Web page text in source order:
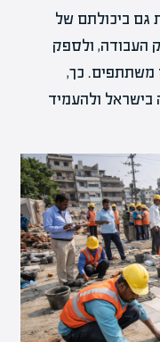
גם ביכולתם של
העבודה, ולספק
משתתפים. כך,
בישראל ולהעמיד